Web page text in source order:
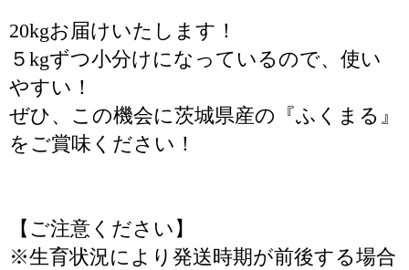
20kgお届けいたします！
５kgずつ小分けになっているので、使い
やすい！
ぜひ、この機会に茨城県産の『ふくまる』
をご賞味ください！
【ご注意ください】
※生育状況により発送時期が前後する場合